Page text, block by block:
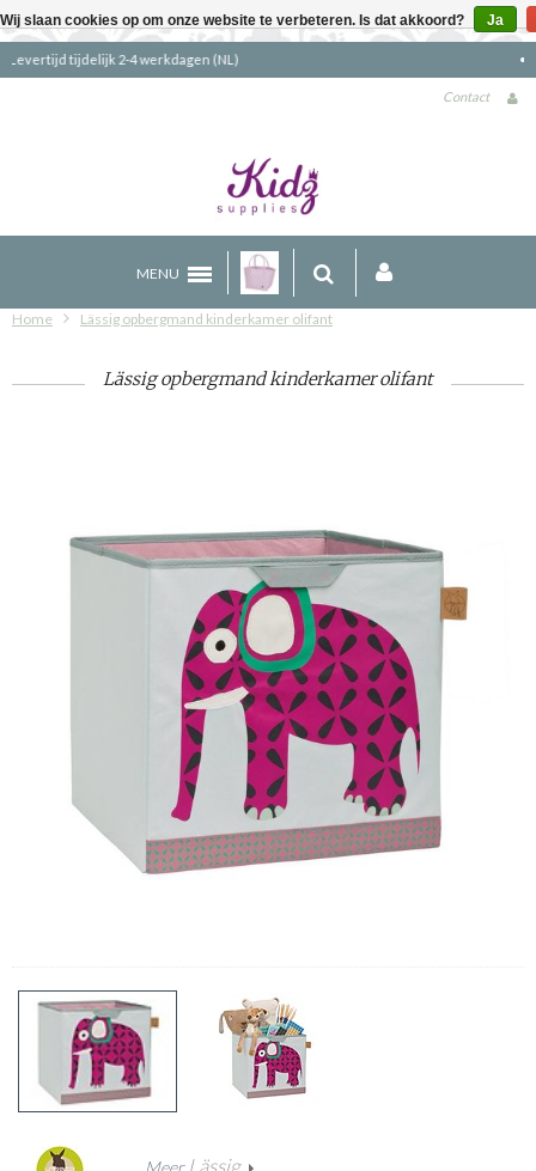
Gratis verzending boven €90 (NL)
Contact
MENU
Home Lässig opbergmand kinderkamer olifant
Lässig opbergmand kinderkamer olifant
Lässig
Wij slaan cookies op om onze website te verbeteren. Is dat akkoord? Ja